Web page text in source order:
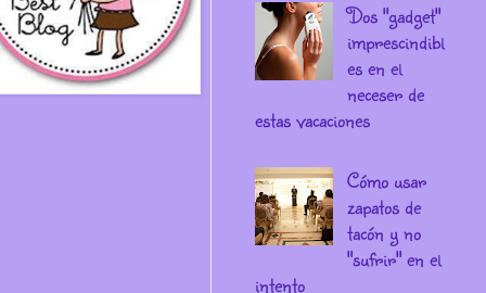
Dos "gadget"
imprescindibl
es en el
neceser de
estas vacaciones
Cómo usar
zapatos de
tacón y no
"sufrir" en el
intento